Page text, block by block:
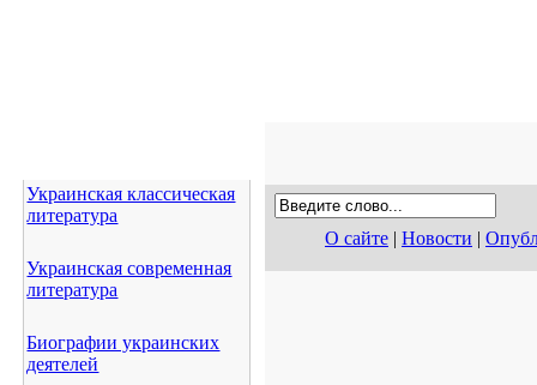
Украинская классическая
литература
Украинская современная
литература
Биографии украинских
деятелей
О сайте | Новости |